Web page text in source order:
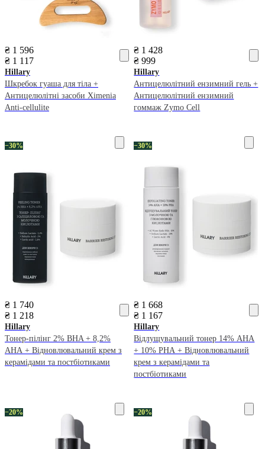
₴ 1 596
₴ 1 117
Hillary
Шкребок гуаша для тіла +
Антицелюлітні засоби Хimenia
Anti-cellulite
₴ 1 428
₴ 999
Hillary
Антицелюлітний ензимний гель +
Антицелюлітний ензимний
гоммаж Zymo Cell
−30%
₴ 1 740
₴ 1 218
Hillary
Тонер-пілінг 2% ВHA + 8,2%
AНА + Відновлювальний крем з
керамідами та постбіотиками
−30%
₴ 1 668
₴ 1 167
Hillary
Відлущувальний тонер 14% AHA
+ 10% PНА + Відновлювальний
крем з керамідами та
постбіотиками
−20% −20%